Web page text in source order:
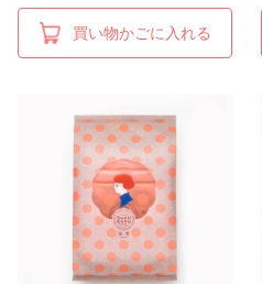
買い物かごに入れる